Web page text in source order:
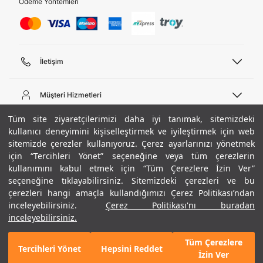
Tüm site ziyaretçilerimizi daha iyi tanımak, sitemizdeki
kullanıcı deneyimini kişiselleştirmek ve iyileştirmek için web
sitemizde çerezler kullanıyoruz. Çerez ayarlarınızı yönetmek
için “Tercihleri Yönet” seçeneğine veya tüm çerezlerin
kullanımını kabul etmek için “Tüm Çerezlere İzin Ver”
seçeneğine tıklayabilirsiniz. Sitemizdeki çerezleri ve bu
çerezleri hangi amaçla kullandığımızı Çerez Politikası’ndan
inceleyebilirsiniz.
Çerez Politikası'nı buradan
inceleyebilirsiniz.
Tercihleri Yönet Hepsini Reddet
Tüm Çerezlere
İzin Ver
+ 1 Renk
2.290 TL
%30
SEPETE EKLE
İletişim
444 02 00
Pazartesi - Cuma 09:00 - 18:00
E-posta
bilgi@underarmour.com
Müşteri Hizmetleri
Sipariş Sorgulama
Bize Ulaşın
Teslimat Bilgileri
İşlem Rehberi
İade ve Değişimler
Sıkça Sorulan Sorular
Beden Rehberi
Site Haritası
Hakkımızda
Ticari Bilgiler
Hükümler ve Koşullar
Gizlilik Politikası
Çerez Politikası
Kariyer
ETBİS
UA Sosyal Medya
Instagram
Facebook
Twitter
Popüler Kategoriler
Erkek Basketbol Ayakkabısı
Çocuk Basketbol Ayakkabısı
Erkek Eşofman